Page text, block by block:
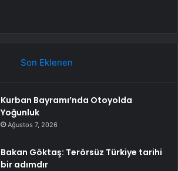
Son Eklenen
Kurban Bayramı’nda Otoyolda
Yoğunluk
Ağustos 7, 2026
Bakan Göktaş: Terörsüz Türkiye tarihi
bir adımdır